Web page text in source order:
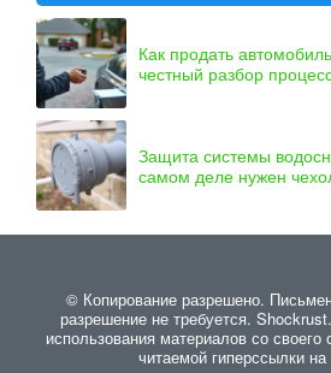
Как продать
честный разбор
Защита системы
самом деле нужен
© Копирование разрешено.
разрешение не требуется.
использования материалов со своего
читаемой гиперссылки на